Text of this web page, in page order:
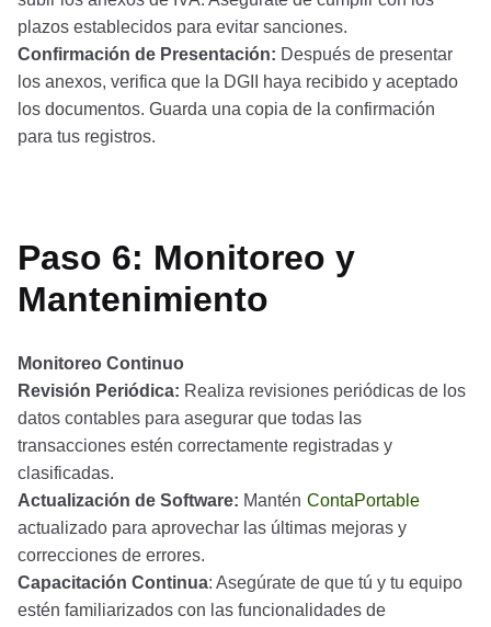
plazos establecidos para evitar sanciones.
Confirmación de Presentación: Después de presentar
los anexos, verifica que la DGII haya recibido y aceptado
los documentos. Guarda una copia de la confirmación
para tus registros.
Paso 6: Monitoreo y
Mantenimiento
Monitoreo Continuo
Revisión Periódica: Realiza revisiones periódicas de los
datos contables para asegurar que todas las
transacciones estén correctamente registradas y
clasificadas.
Actualización de Software: Mantén ContaPortable
actualizado para aprovechar las últimas mejoras y
correcciones de errores.
Capacitación Continua: Asegúrate de que tú y tu equipo
estén familiarizados con las funcionalidades de